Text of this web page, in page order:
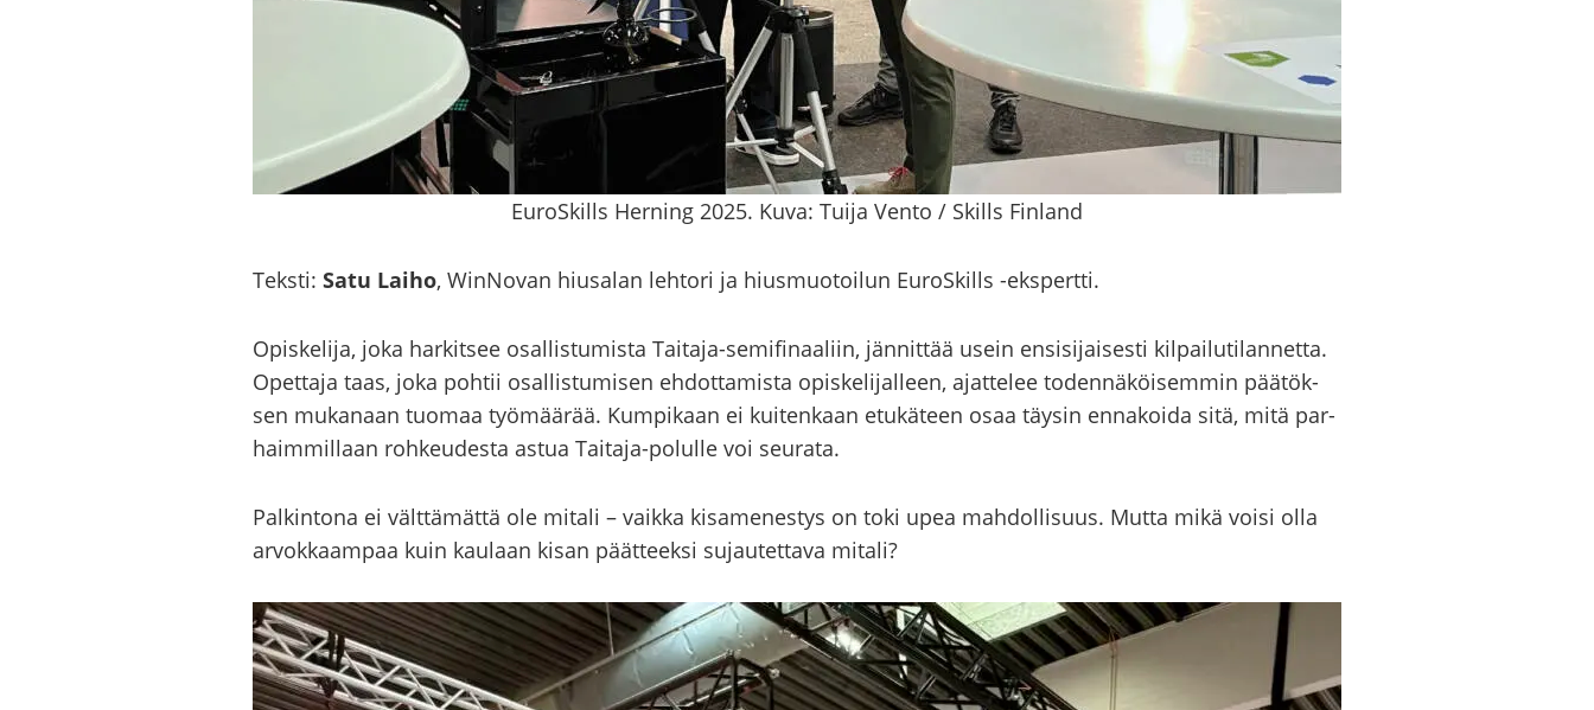
EuroSkills Herning 2025. Kuva: Tuija Vento / Skills Finland
Teks­ti: Satu Laiho, WinNovan hiusa­lan leh­to­ri ja hius­muo­toi­lun Eu­roS­kills -​ekspertti.
Opis­ke­li­ja, joka har­kit­see osal­lis­tu­mis­ta Taitaja-​semifinaaliin, jän­nit­tää usein en­si­si­jai­ses­ti kil­pai­lu­ti­lan­net­ta.
Opet­ta­ja taas, joka poh­tii osal­lis­tu­mi­sen eh­dot­ta­mis­ta opis­ke­li­jal­leen, ajat­te­lee to­den­nä­köi­sem­min pää­tök­
sen mu­ka­naan tuo­maa työ­mää­rää. Kum­pi­kaan ei kui­ten­kaan etu­kä­teen osaa täy­sin en­na­koi­da sitä, mitä par­
haim­mil­laan roh­keu­des­ta astua Taitaja-​polulle voi seu­ra­ta.
Pal­kin­to­na ei vält­tä­mät­tä ole mi­ta­li – vaik­ka ki­sa­me­nes­tys on toki upea mah­dol­li­suus. Mutta mikä voisi olla
ar­vok­kaam­paa kuin kau­laan kisan päät­teek­si su­jau­tet­ta­va mi­ta­li?